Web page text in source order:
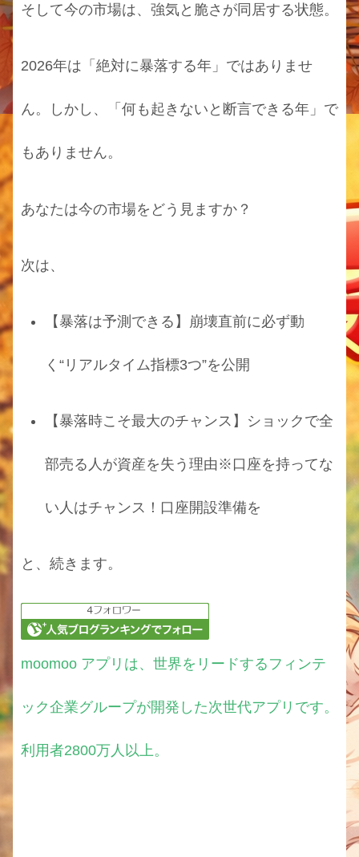
そして今の市場は、強気と脆さが同居する状態。
2026年は「絶対に暴落する年」ではありませ
ん。しかし、「何も起きないと断言できる年」で
もありません。
あなたは今の市場をどう見ますか？
次は、
【暴落は予測できる】崩壊直前に必ず動
く“リアルタイム指標3つ”を公開
【暴落時こそ最大のチャンス】ショックで全
部売る人が資産を失う理由※口座を持ってな
い人はチャンス！口座開設準備を
と、続きます。
moomoo アプリは、世界をリードするフィンテ
ック企業グループが開発した次世代アプリです。
利用者2800万人以上。